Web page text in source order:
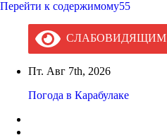
Перейти к содержимому55
СЛАБОВИДЯЩИМ
Пт. Авг 7th, 2026
Погода в Карабулаке